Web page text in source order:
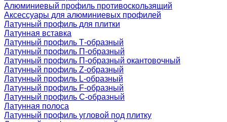
Алюминиевый профиль противоскользящий
Аксессуары для алюминиевых профилей
Латунный профиль для плитки
Латунная вставка
Латунный профиль Т-образный
Латунный профиль П-образный
Латунный профиль П-образный окантовочный
Латунный профиль Z-образный
Латунный профиль L-образный
Латунный профиль F-образный
Латунный профиль C-образный
Латунная полоса
Латунный профиль угловой под плитку